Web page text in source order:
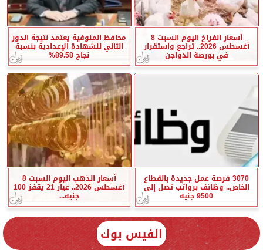
أسعار الفراخ اليوم السبت 8
أغسطس 2026.. تراجع واستقرار
في بورصة الدواجن
محافظ المنوفية يعتمد نتيجة الدور
الثاني للشهادة الإعدادية بنسبة
نجاح 89.58%
3070 فرصة عمل جديدة بالقطاع
الخاص.. وظائف برواتب تصل إلى
9500 جنيه
أسعار الذهب اليوم السبت 8
أغسطس 2026.. عيار 21 يقفز 100
جنيه...
الفيس بوك